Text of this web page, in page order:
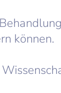
können.